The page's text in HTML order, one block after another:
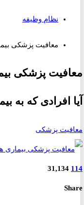
نظام وظیفه
معافیت پزشکی
معافیت پزشکی
آیا افرادی که
معافیت پزشکی
114
31,134
Share